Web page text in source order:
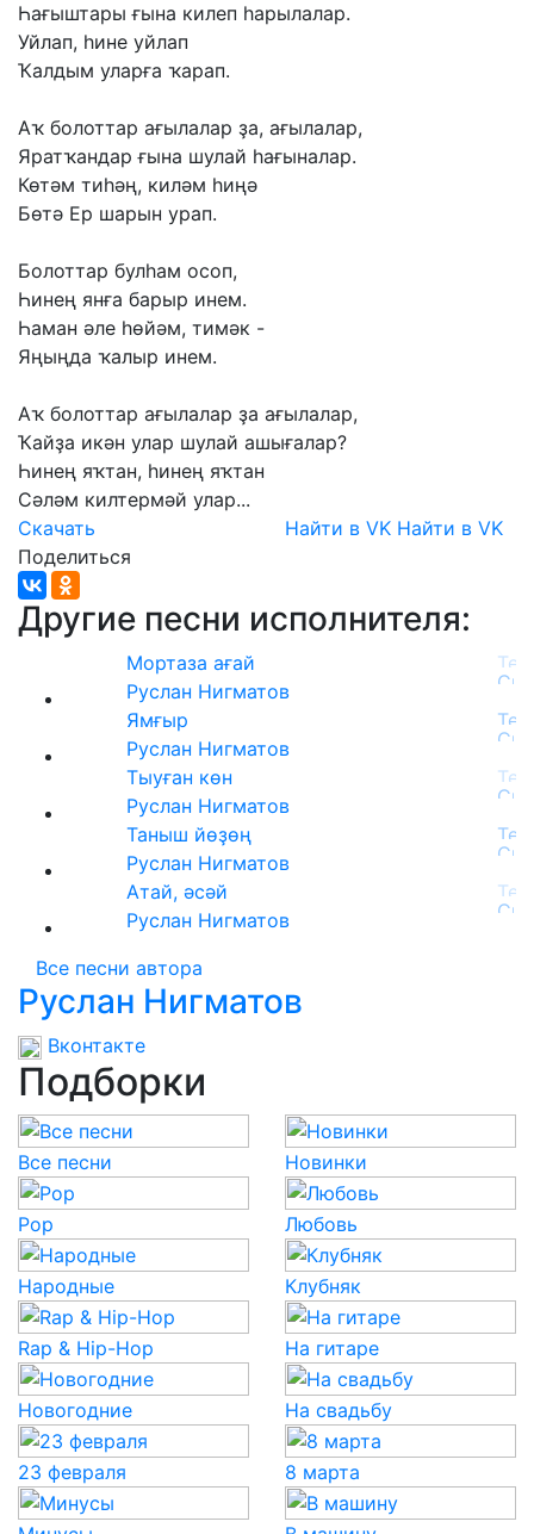
Һағыштары ғына килеп һарылалар.
Уйлап, һине уйлап
Ҡалдым уларға ҡарап.
Аҡ болоттар ағылалар ҙа, ағылалар,
Яратҡандар ғына шулай һағыналар.
Көтәм тиһәң, киләм һиңә
Бөтә Ер шарын урап.
Болоттар булһам осоп,
Һинең янға барыр инем.
Һаман әле һөйәм, тимәк -
Яңыңда ҡалыр инем.
Аҡ болоттар ағылалар ҙа ағылалар,
Ҡайҙа икән улар шулай ашығалар?
Һинең яҡтан, һинең яҡтан
Сәләм килтермәй улар...
Скачать
Найти в VK Найти в VK
Поделиться
Другие песни исполнителя:
Мортаза ағай
Руслан Нигматов
Ямғыр
Руслан Нигматов
Тыуған көн
Руслан Нигматов
Таныш йөҙөң
Руслан Нигматов
Атай, әсәй
Руслан Нигматов
Все песни автора
Руслан Нигматов
Вконтакте
Подборки
Все песни Новинки
Pop Любовь
Народные Клубняк
Rap & Hip-Hop На гитаре
Новогодние На свадьбу
23 февраля 8 марта